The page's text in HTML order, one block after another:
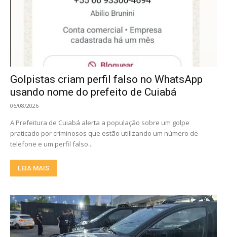
Golpistas criam perfil falso no WhatsApp
usando nome do prefeito de Cuiabá
06/08/2026
A Prefeitura de Cuiabá alerta a população sobre um golpe
praticado por criminosos que estão utilizando um número de
telefone e um perfil falso...
LEIA MAIS